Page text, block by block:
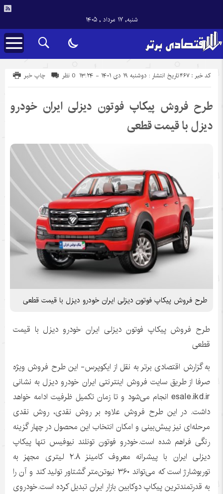
شنبه, ۱۷ مرداد , ۱۴۰۵
تاریخ انتشار : دوشنبه ۱۹ دی ۱۴۰۱ - ۱۳:۲۴ کد خبر : 467 چاپ خبر 0 نظر
طرح فروش پیکاپ فوتون دیزلی ایران خودرو
دیزل با قیمت قطعی
طرح فروش پیکاپ فوتون دیزلی ایران خودرو دیزل با قیمت قطعی
طرح فروش پیکاپ فوتون دیزلی ایران خودرو دیزل با قیمت
قطعی
به گزارش اقتصادی برتر به نقل از ایکوپرس- این طرح فروش ویژه
صرفا از طریق سایت فروش اینترنتی ایران خودرو دیزل به نشانی
esale.ikd.ir انجام می‌شود و تا زمان تکمیل ظرفیت ادامه خواهد
داشت. در این طرح فروش علاوه بر روش نقدی، روش نقدی
مرحله‌ای نیز پیش‌بینی و امکان انتخاب این محصول در چهار گزینه
رنگی فراهم شده است.خودرو فوتون تونلند نیوفیس تنها پیکاپ
دیزلی ایران با پیشرانه معروف کامینز ۲.۸ لیتری مجهز به
توربوشارژ است که می‌تواند ۳۶۰ نیوتن‌متر گشتاور تولید کند و آن را
به قدرتمندترین پیکاپ دوکابین بازار ایران تبدیل کرده است.خودروی